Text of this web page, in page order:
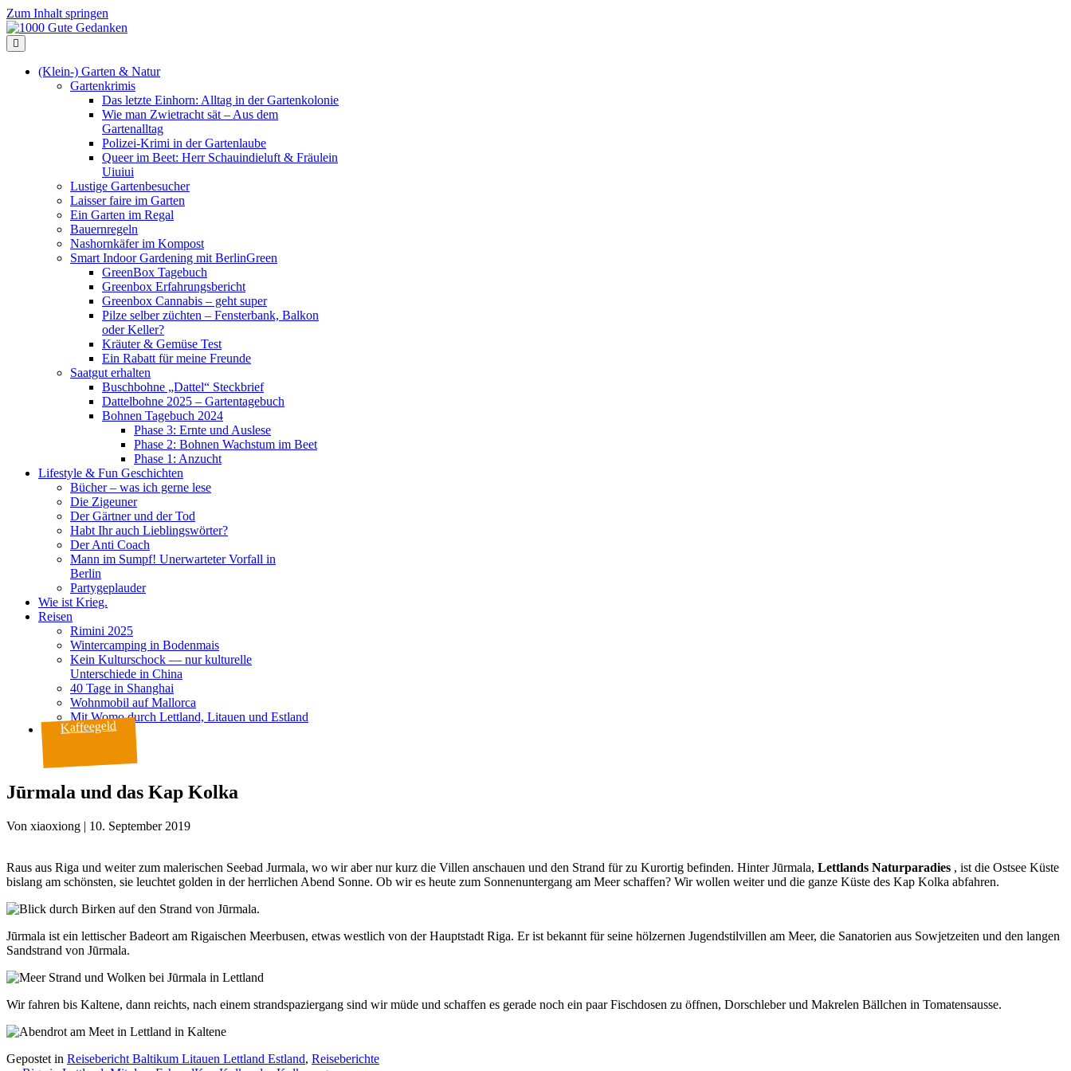
Zum Inhalt springen
(Klein-) Garten & Natur
Gartenkrimis
Das letzte Einhorn: Alltag in der Gartenkolonie
Wie man Zwietracht sät – Aus dem
Gartenalltag
Polizei-Krimi in der Gartenlaube
Queer im Beet: Herr Schauindieluft & Fräulein
Uiuiui
Lustige Gartenbesucher
Laisser faire im Garten
Ein Garten im Regal
Bauernregeln
Nashornkäfer im Kompost
Smart Indoor Gardening mit BerlinGreen
GreenBox Tagebuch
Greenbox Erfahrungsbericht
Greenbox Cannabis – geht super
Pilze selber züchten – Fensterbank, Balkon
oder Keller?
Kräuter & Gemüse Test
Ein Rabatt für meine Freunde
Saatgut erhalten
Buschbohne „Dattel“ Steckbrief
Dattelbohne 2025 – Gartentagebuch
Bohnen Tagebuch 2024
Phase 3: Ernte und Auslese
Phase 2: Bohnen Wachstum im Beet
Phase 1: Anzucht
Lifestyle & Fun Geschichten
Bücher – was ich gerne lese
Die Zigeuner
Der Gärtner und der Tod
Habt Ihr auch Lieblingswörter?
Der Anti Coach
Mann im Sumpf! Unerwarteter Vorfall in
Berlin
Partygeplauder
Wie ist Krieg.
Reisen
Rimini 2025
Wintercamping in Bodenmais
Kein Kulturschock — nur kulturelle
Unterschiede in China
40 Tage in Shanghai
Wohnmobil auf Mallorca
Mit Womo durch Lettland, Litauen und Estland
Kaffeegeld
Jūrmala und das Kap Kolka
Von | 10. September 2019
Raus aus Riga und weiter zum malerischen Seebad Jurmala, wo wir aber nur kurz die Villen anschauen und den Strand für zu Kurortig befinden. Hinter Jūrmala, Lettlands Naturparadies , ist die Ostsee Küste
bislang am schönsten, sie leuchtet golden in der herrlichen Abend Sonne. Ob wir es heute zum Sonnenuntergang am Meer schaffen? Wir wollen weiter und die ganze Küste des Kap Kolka abfahren.
Jūrmala ist ein lettischer Badeort am Rigaischen Meerbusen, etwas westlich von der Hauptstadt Riga. Er ist bekannt für seine hölzernen Jugendstilvillen am Meer, die Sanatorien aus Sowjetzeiten und den langen
Sandstrand von Jūrmala.
Wir fahren bis Kaltene, dann reichts, nach einem strandspaziergang sind wir müde und schaffen es gerade noch ein paar Fischdosen zu öffnen, Dorschleber und Makrelen Bällchen in Tomatensausse.
Gepostet in Reisebericht Baltikum Litauen Lettland Estland, Reiseberichte